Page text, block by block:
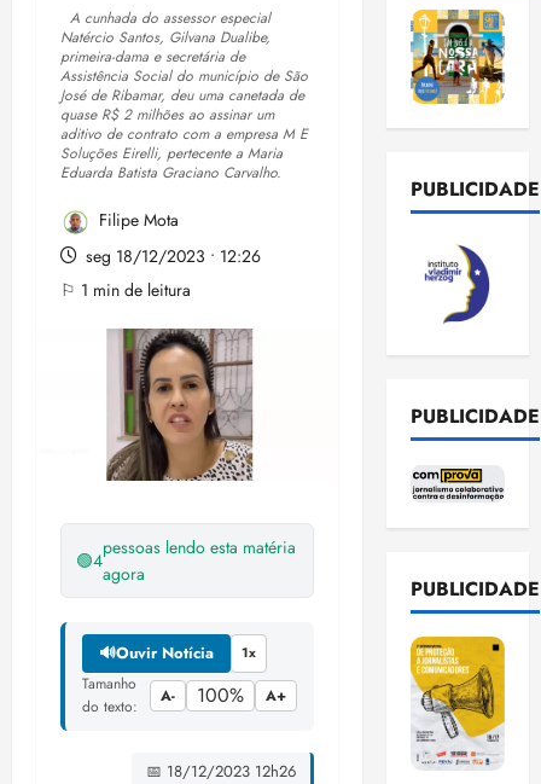
A cunhada do assessor especial
Natércio Santos, Gilvana Dualibe,
primeira-dama e secretária de
Assistência Social do município de São
José de Ribamar, deu uma canetada de
quase R$ 2 milhões ao assinar um
aditivo de contrato com a empresa M E
Soluções Eirelli, pertecente a Maria
Eduarda Batista Graciano Carvalho.
Filipe Mota
seg 18/12/2023 • 12:26
⚐ 1 min de leitura
🟢4
pessoas lendo esta matéria
agora
🔊Ouvir Notícia 1x
Tamanho
do texto:
A- 100% A+
📅 18/12/2023 12h26
PUBLICIDADE
PUBLICIDADE
PUBLICIDADE